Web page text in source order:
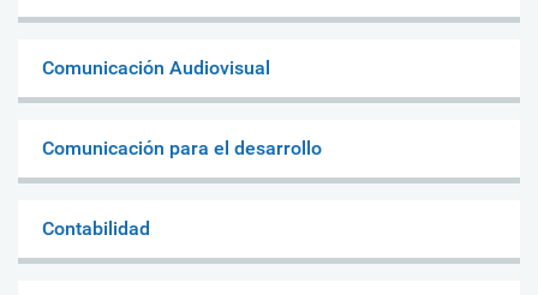
Comunicación Audiovisual
Comunicación para el desarrollo
Contabilidad